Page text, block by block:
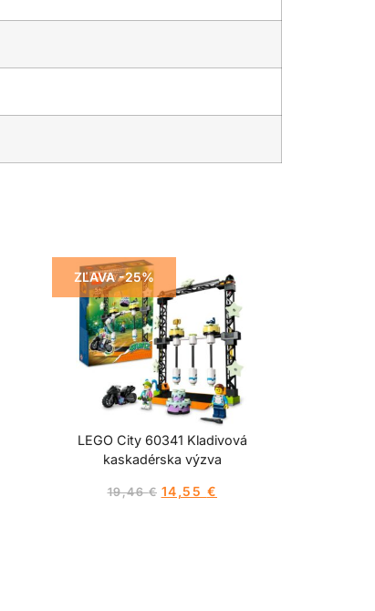
ZĽAVA -25%
LEGO City 60341 Kladivová
kaskadérska výzva
19,46€ 14,55 €